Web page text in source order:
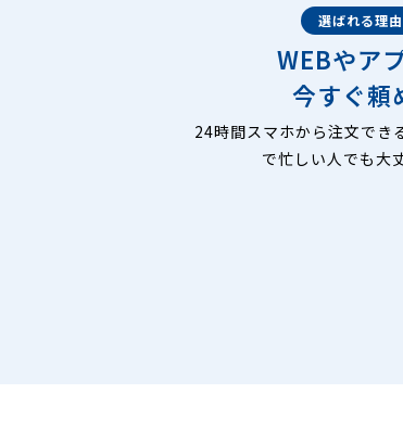
選ばれる理
WEBやア
今すぐ頼
24時間スマホから注文でき
で忙しい人でも大